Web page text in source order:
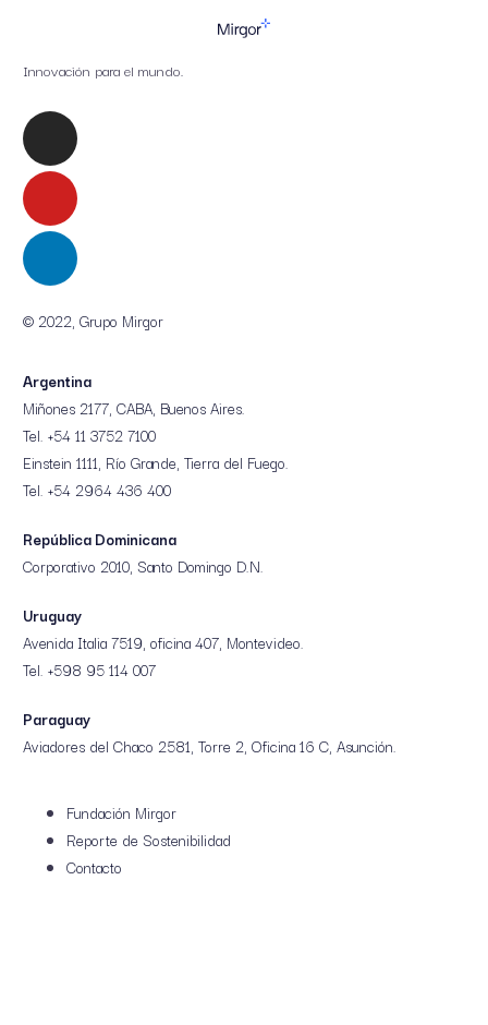
¡Bienvenidos al primer punto de venta físico de JBL
en Argentina!
Innovación para el mundo.
© 2022, Grupo Mirgor
Argentina
Miñones 2177, CABA, Buenos Aires.
Tel. +54 11 3752 7100
Einstein 1111, Río Grande, Tierra del Fuego.
Tel. +54 2964 436 400
República Dominicana
Corporativo 2010, Santo Domingo D.N.
Uruguay
Avenida Italia 7519, oficina 407, Montevideo.
Tel. +598 95 114 007
Paraguay
Aviadores del Chaco 2581, Torre 2, Oficina 16 C, Asunción.
Fundación Mirgor
Reporte de Sostenibilidad
Contacto